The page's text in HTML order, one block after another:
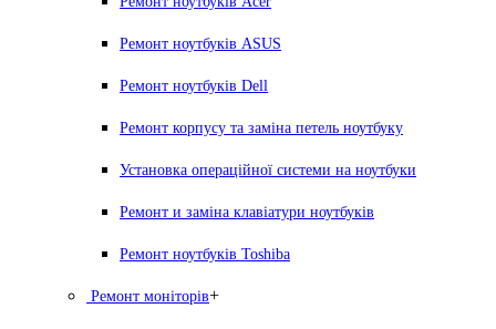
Ремонт ноутбуків ASUS
Ремонт ноутбуків Dell
Ремонт корпусу та заміна петель ноутбуку
Установка операційної системи на ноутбуки
Ремонт и заміна клавіатури ноутбуків
Ремонт ноутбуків Toshiba
Ремонт моніторів+